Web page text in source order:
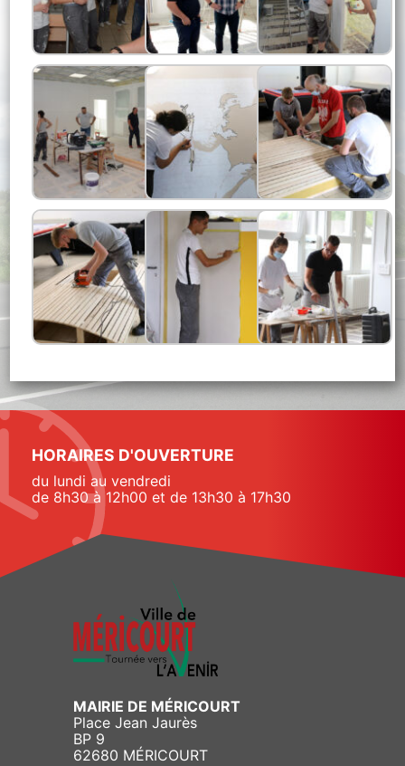
HORAIRES D'OUVERTURE
du lundi au vendredi
de 8h30 à 12h00 et de 13h30 à 17h30
MAIRIE DE MÉRICOURT
Place Jean Jaurès
BP 9
62680 MÉRICOURT